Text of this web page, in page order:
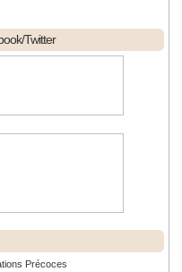
Twitter
Précoces